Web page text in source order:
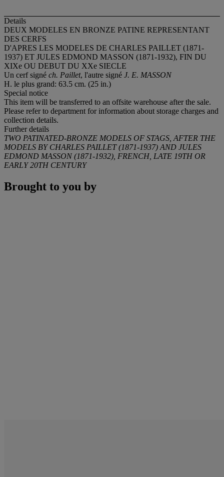
Details
DEUX MODELES EN BRONZE PATINE REPRESENTANT
DES CERFS
D'APRES LES MODELES DE CHARLES PAILLET (1871-
1937) ET JULES EDMOND MASSON (1871-1932), FIN DU
XIXe OU DEBUT DU XXe SIECLE
Un cerf signé ch. Paillet, l'autre signé J. E. MASSON
H. le plus grand: 63.5 cm. (25 in.)
Special notice
This item will be transferred to an offsite warehouse after the sale.
Please refer to department for information about storage charges and
collection details.
Further details
TWO PATINATED-BRONZE MODELS OF STAGS, AFTER THE
MODELS BY CHARLES PAILLET (1871-1937) AND JULES
EDMOND MASSON (1871-1932), FRENCH, LATE 19TH OR
EARLY 20TH CENTURY
Brought to you by